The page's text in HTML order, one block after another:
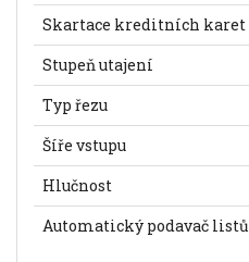
Skartace kreditních karet
Stupeň utajení
Typ řezu
Šíře vstupu
Hlučnost
Automatický podavač listů